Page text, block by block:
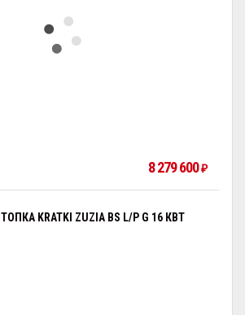
8 279 600₽
KRATKI ZUZIA BS L/P G 16 КВТ